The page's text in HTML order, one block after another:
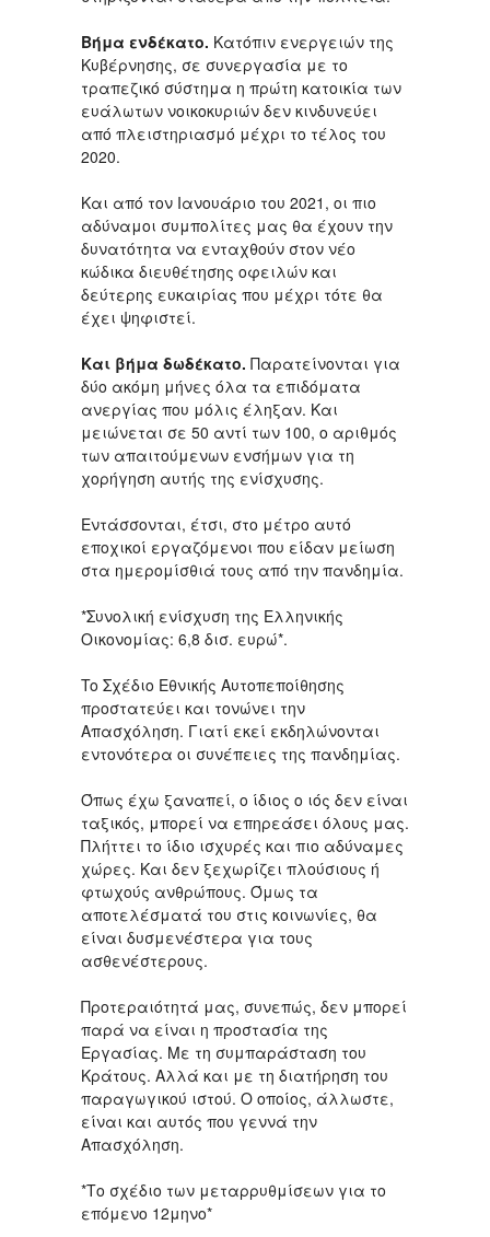
Βήμα ενδέκατο. Κατόπιν ενεργειών της
Κυβέρνησης, σε συνεργασία με το
τραπεζικό σύστημα η πρώτη κατοικία των
ευάλωτων νοικοκυριών δεν κινδυνεύει
από πλειστηριασμό μέχρι το τέλος του
2020.
Και από τον Ιανουάριο του 2021, οι πιο
αδύναμοι συμπολίτες μας θα έχουν την
δυνατότητα να ενταχθούν στον νέο
κώδικα διευθέτησης οφειλών και
δεύτερης ευκαιρίας που μέχρι τότε θα
έχει ψηφιστεί.
Και βήμα δωδέκατο. Παρατείνονται για
δύο ακόμη μήνες όλα τα επιδόματα
ανεργίας που μόλις έληξαν. Και
μειώνεται σε 50 αντί των 100, ο αριθμός
των απαιτούμενων ενσήμων για τη
χορήγηση αυτής της ενίσχυσης.
Εντάσσονται, έτσι, στο μέτρο αυτό
εποχικοί εργαζόμενοι που είδαν μείωση
στα ημερομίσθιά τους από την πανδημία.
*Συνολική ενίσχυση της Ελληνικής
Οικονομίας: 6,8 δισ. ευρώ*.
To Σχέδιο Εθνικής Αυτοπεποίθησης
προστατεύει και τονώνει την
Απασχόληση. Γιατί εκεί εκδηλώνονται
εντονότερα οι συνέπειες της πανδημίας.
Όπως έχω ξαναπεί, ο ίδιος ο ιός δεν είναι
ταξικός, μπορεί να επηρεάσει όλους μας.
Πλήττει το ίδιο ισχυρές και πιο αδύναμες
χώρες. Και δεν ξεχωρίζει πλούσιους ή
φτωχούς ανθρώπους. Όμως τα
αποτελέσματά του στις κοινωνίες, θα
είναι δυσμενέστερα για τους
ασθενέστερους.
Προτεραιότητά μας, συνεπώς, δεν μπορεί
παρά να είναι η προστασία της
Εργασίας. Με τη συμπαράσταση του
Κράτους. Αλλά και με τη διατήρηση του
παραγωγικού ιστού. Ο οποίος, άλλωστε,
είναι και αυτός που γεννά την
Απασχόληση.
*Το σχέδιο των μεταρρυθμίσεων για το
επόμενο 12μηνο*